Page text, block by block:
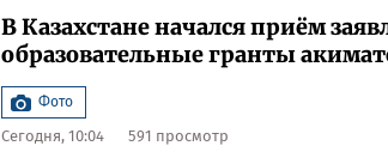
В Казахстане начался приём
образовательные гранты
Фото
Сегодня, 10:04 591 просмотр